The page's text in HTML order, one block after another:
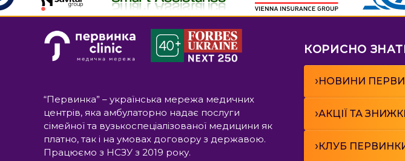
“Первинка” – українська мережа медичних
центрів, яка амбулаторно надає послуги
сімейної та вузькоспеціалізованої медицини як
платно, так і на умовах договору з державою.
Працюємо з НСЗУ з 2019 року.
КОРИСНО
›НОВИНИ
›АКЦІЇ ТА
›КЛУБ